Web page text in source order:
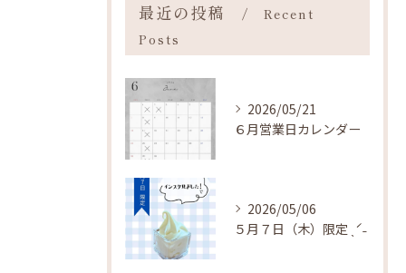
最近の投稿
Recent
Posts
2026/05/21
６月営業日カレンダー
2026/05/06
５月７日（木）限定 ˎˊ˗